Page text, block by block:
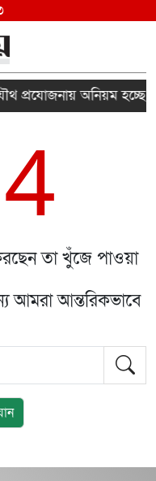
প্রযোজনায় অনিয়ম হচ্ছে’
4
তা খুঁজে পাওয়া
আমরা আন্তরিকভাবে